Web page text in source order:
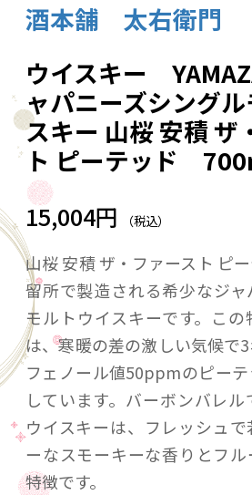
酒本舗 太右衛門
ウイスキー
ャパニーズシング
スキー 山桜 安積 ザ
ト ピーテッド
15,004円 （税込）
山桜 安積 ザ・ファースト ピ
留所で製造される希少なジ
モルトウイスキーです。こ
は、寒暖の差の激しい気候で
フェノール値50ppmのピー
しています。バーボンバレ
ウイスキーは、フレッシュで
ーなスモーキーな香りとフ
特徴です。